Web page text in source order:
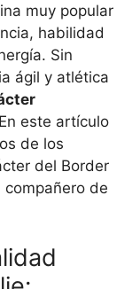
muy popular
habilidad
Sin
ágil y atlética
este artículo
de los
del Border
compañero de